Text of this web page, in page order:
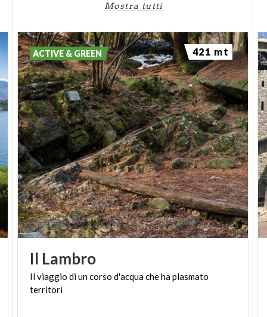
Mostra tutti
Il Lambro
Ilviaggio diuncorso d'acquachehaplasmato
territori
ACTIVE & GREEN 421 mt